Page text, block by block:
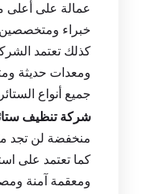
عمالة على أعلى
خبراء
كذلك تعتمد
ومعدات حديثة
جميع أنواع
شركة تنظيف
منخفضة لن تجد
كما تعتمد على
ومعقمة آمنة